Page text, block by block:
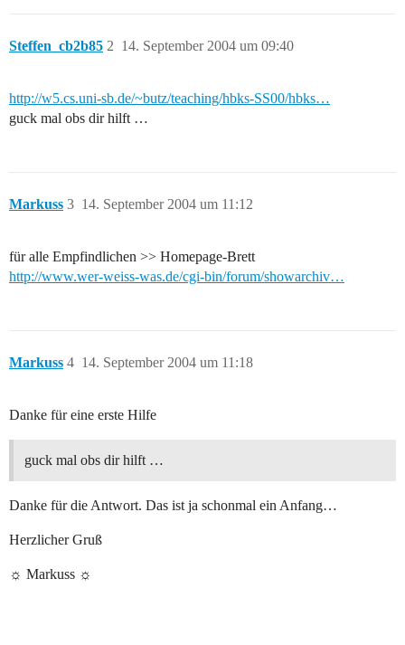
Steffen_cb2b85 14. September 2004 um 09:40
2
http://w5.cs.uni-sb.de/~butz/teaching/hbks-SS00/hbks…
guck mal obs dir hilft …
Markuss 14. September 2004 um 11:12
3
für alle Empfindlichen >> Homepage-Brett
http://www.wer-weiss-was.de/cgi-bin/forum/showarchiv…
Markuss 14. September 2004 um 11:18
4
Danke für eine erste Hilfe
guck mal obs dir hilft …
Danke für die Antwort. Das ist ja schonmal ein Anfang…
Herzlicher Gruß
☼ Markuss ☼